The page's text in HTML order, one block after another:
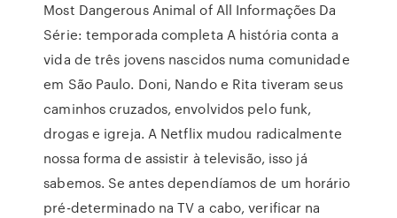
Most Dangerous Animal of All Informações Da
Série: temporada completa A história conta a
vida de três jovens nascidos numa comunidade
em São Paulo. Doni, Nando e Rita tiveram seus
caminhos cruzados, envolvidos pelo funk,
drogas e igreja. A Netflix mudou radicalmente
nossa forma de assistir à televisão, isso já
sabemos. Se antes dependíamos de um horário
pré-determinado na TV a cabo, verificar na